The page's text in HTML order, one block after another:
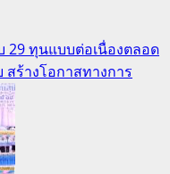
ทุนแบบต่อเนื่องตลอด
ร้างโอกาสทางการ